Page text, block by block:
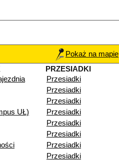
Pokaż na mapie
PRZESIADKI
Przesiadki
Przesiadki
Przesiadki
UŁ)
Przesiadki
Przesiadki
Przesiadki
Przesiadki
Przesiadki